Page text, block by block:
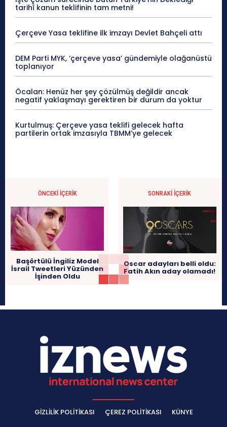
tarihî kanun teklifinin tam metni!
Çerçeve Yasa teklifine ilk imzayı Devlet Bahçeli attı
DEM Parti MYK, ‘çerçeve yasa’ gündemiyle olağanüstü
toplanıyor
Öcalan: Henüz her şey çözülmüş değildir ancak
negatif yaklaşmayı gerektiren bir durum da yoktur
Kurtulmuş: Çerçeve yasa teklifi gelecek hafta
partilerin ortak imzasıyla TBMM’ye gelecek
ÖNCEKI İÇERIK
Başörtülü İngiliz Model
İsrail Tweetleri Yüzünden
İşinden Oldu
SONRAKI İÇERIK
Oscar adayları belli oldu:
Fatih Akın aday olamadı!
GIZLILIK POLITIKASI ÇEREZ POLITIKASI KÜNYE